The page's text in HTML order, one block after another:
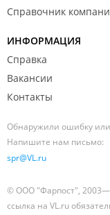
Справочник
ИНФОРМАЦИЯ
Справка
Вакансии
Контакты
Обнаружили ошибку
Напишите нам письмо:
spr@VL.ru
© ООО "Фарпост",
ссылка на VL.ru